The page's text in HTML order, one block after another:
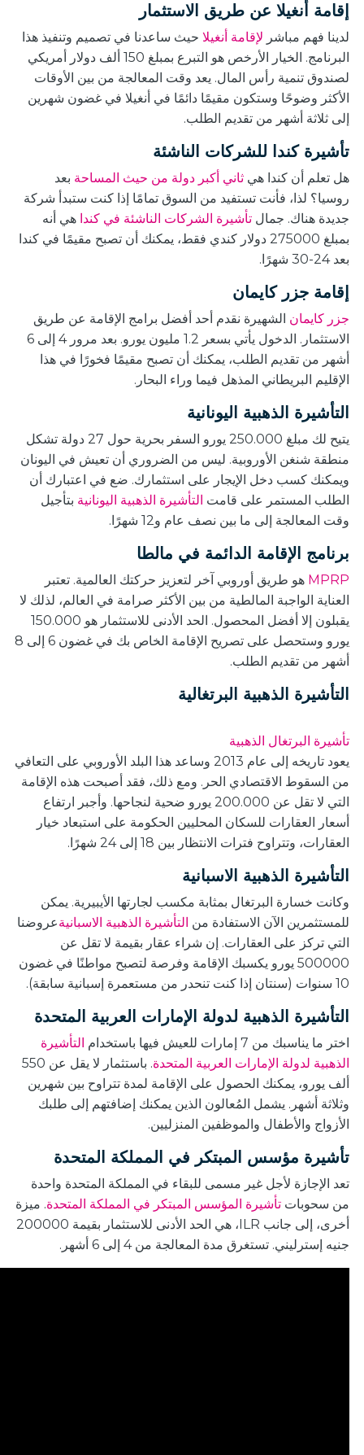
إقامة أنغيلا عن طريق الاستثمار
لدينا فهم مباشر لإقامة أنغيلا حيث ساعدنا في تصميم وتنفيذ هذا
البرنامج. الخيار الأرخص هو التبرع بمبلغ 150 ألف دولار أمريكي
لصندوق تنمية رأس المال. يعد وقت المعالجة من بين الأوقات
الأكثر وضوحًا وستكون مقيمًا دائمًا في أنغيلا في غضون شهرين
إلى ثلاثة أشهر من تقديم الطلب.
تأشيرة كندا للشركات الناشئة
هل تعلم أن كندا هي ثاني أكبر دولة من حيث المساحة بعد
روسيا؟ لذا، فأنت تستفيد من السوق تمامًا إذا كنت ستبدأ شركة
جديدة هناك. جمال تأشيرة الشركات الناشئة في كندا هي أنه
بمبلغ 275000 دولار كندي فقط، يمكنك أن تصبح مقيمًا في كندا
بعد 24-30 شهرًا.
إقامة جزر كايمان
جزر كايمان الشهيرة نقدم أحد أفضل برامج الإقامة عن طريق
الاستثمار. الدخول يأتي بسعر 1.2 مليون يورو. بعد مرور 4 إلى 6
أشهر من تقديم الطلب، يمكنك أن تصبح مقيمًا فخورًا في هذا
الإقليم البريطاني المذهل فيما وراء البحار.
التأشيرة الذهبية اليونانية
يتيح لك مبلغ 250.000 يورو السفر بحرية حول 27 دولة تشكل
منطقة شنغن الأوروبية. ليس من الضروري أن تعيش في اليونان
ويمكنك كسب دخل الإيجار على استثمارك. ضع في اعتبارك أن
الطلب المستمر على قامت التأشيرة الذهبية اليونانية بتأجيل
وقت المعالجة إلى ما بين نصف عام و12 شهرًا.
برنامج الإقامة الدائمة في مالطا
MPRP هو طريق أوروبي آخر لتعزيز حركتك العالمية. تعتبر
العناية الواجبة المالطية من بين الأكثر صرامة في العالم، لذلك لا
يقبلون إلا أفضل المحصول. الحد الأدنى للاستثمار هو 150.000
يورو وستحصل على تصريح الإقامة الخاص بك في غضون 6 إلى 8
أشهر من تقديم الطلب.
التأشيرة الذهبية البرتغالية
تأشيرة البرتغال الذهبية
يعود تاريخه إلى عام 2013 وساعد هذا البلد الأوروبي على التعافي
من السقوط الاقتصادي الحر. ومع ذلك، فقد أصبحت هذه الإقامة
التي لا تقل عن 200.000 يورو ضحية لنجاحها. وأجبر ارتفاع
أسعار العقارات للسكان المحليين الحكومة على استبعاد خيار
العقارات، وتتراوح فترات الانتظار بين 18 إلى 24 شهرًا.
التأشيرة الذهبية الاسبانية
وكانت خسارة البرتغال بمثابة مكسب لجارتها الأيبيرية. يمكن
للمستثمرين الآن الاستفادة من التأشيرة الذهبية الاسبانيةعروضنا
التي تركز على العقارات. إن شراء عقار بقيمة لا تقل عن
500000 يورو يكسبك الإقامة وفرصة لتصبح مواطنًا في غضون
10 سنوات (سنتان إذا كنت تنحدر من مستعمرة إسبانية سابقة).
التأشيرة الذهبية لدولة الإمارات العربية المتحدة
اختر ما يناسبك من 7 إمارات للعيش فيها باستخدام
التأشيرة
الذهبية لدولة الإمارات العربية المتحدة
. باستثمار لا يقل عن 550
ألف يورو، يمكنك الحصول على الإقامة لمدة تتراوح بين شهرين
وثلاثة أشهر. يشمل المُعالون الذين يمكنك إضافتهم إلى طلبك
الأزواج والأطفال والموظفين المنزليين.
تأشيرة مؤسس المبتكر في المملكة المتحدة
تعد الإجازة لأجل غير مسمى للبقاء في المملكة المتحدة واحدة
من سحوبات تأشيرة المؤسس المبتكر في المملكة المتحدة. ميزة
أخرى، إلى جانب ILR، هي الحد الأدنى للاستثمار بقيمة 200000
جنيه إسترليني. تستغرق مدة المعالجة من 4 إلى 6 أشهر.